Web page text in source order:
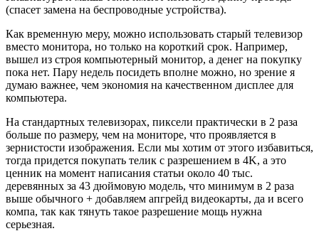
(спасет замена на беспроводные устройства).
Как временную меру, можно использовать старый телевизор
вместо монитора, но только на короткий срок. Например,
вышел из строя компьютерный монитор, а денег на покупку
пока нет. Пару недель посидеть вполне можно, но зрение я
думаю важнее, чем экономия на качественном дисплее для
компьютера.
На стандартных телевизорах, пиксели практически в 2 раза
больше по размеру, чем на мониторе, что проявляется в
зернистости изображения. Если мы хотим от этого избавиться,
тогда придется покупать телик с разрешением в 4K, а это
ценник на момент написания статьи около 40 тыс.
деревянных за 43 дюймовую модель, что минимум в 2 раза
выше обычного + добавляем апгрейд видеокарты, да и всего
компа, так как тянуть такое разрешение мощь нужна
серьезная.